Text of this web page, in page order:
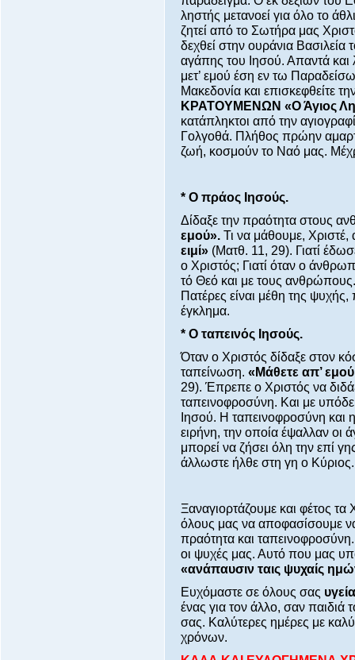
ληστής μετανοεί για όλο το
ζητεί από το Σωτήρα μας
δεχθεί στην ουράνια Βασιλεία
αγάπης του Ιησού. Απαντά και
μετ’ εμού έση εν τω
Μακεδονία και επισκεφθείτε
ΚΡΑΤΟΥΜΕΝΩΝ «Ο Άγιος
κατάπληκτοι από την
Γολγοθά. Πλήθος πρώην
ζωή, κοσμούν το Ναό μας.
* Ο πράος Ιησούς.
Δίδαξε την πραότητα στους
εμού». Τι να μάθουμε,
ειμί» (Ματθ. 11, 29). Γιατί
ο Χριστός; Γιατί όταν ο
τό Θεό και με τους
Πατέρες είναι μέθη της
έγκλημα.
* Ο ταπεινός Ιησούς.
Όταν ο Χριστός δίδαξε στον
ταπείνωση. «Μάθετε απ’
29). Έπρεπε ο Χριστός να
ταπεινοφροσύνη. Και με
Ιησού. Η ταπεινοφροσύνη και
ειρήνη, την οποία έψαλλαν οι
μπορεί να ζήσει όλη την επί
άλλωστε ήλθε στη γη ο Κύριος.
Ξαναγιορτάζουμε και φέτος τα
όλους μας να αποφασίσουμε
πραότητα και
οι ψυχές μας. Αυτό που μας
«ανάπαυσιν ταις ψυχαίς
Ευχόμαστε σε όλους σας
ένας για τον άλλο, σαν παιδιά
σας. Καλύτερες ημέρες με
χρόνων.